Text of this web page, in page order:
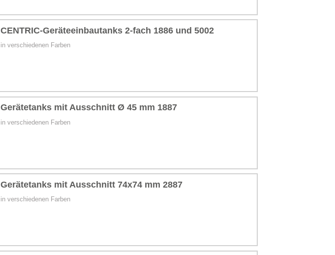
CENTRIC-Geräteeinbautanks 2-fach 1886 und 5002
in verschiedenen Farben
Gerätetanks mit Ausschnitt Ø 45 mm 1887
in verschiedenen Farben
Gerätetanks mit Ausschnitt 74x74 mm 2887
in verschiedenen Farben